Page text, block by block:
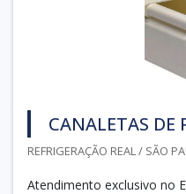
CANALETAS DE
REFRIGERAÇÃO REAL / SÃO
Atendimento exclusivo no